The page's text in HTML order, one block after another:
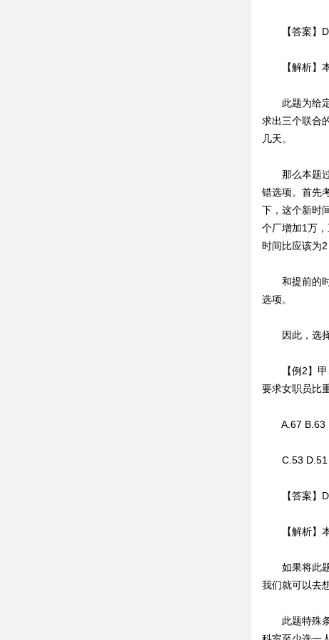
【答案】D
【解析】本
此题为给定
求出三个联合
几天。
那么本题过
错选项。首先
下，这个新时
个厂增加1万
时间比应该为
和提前的时
选项。
因此，选择
【例2】甲、
要求女职员比
A.67 B.63
C.53 D.51
【答案】D
【解析】本
如果将此题
我们就可以去
此题特殊条